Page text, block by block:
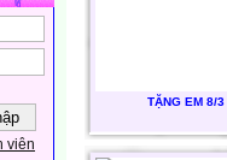
viên
TẶNG EM 8/3